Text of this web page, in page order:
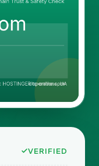
VERIFIED